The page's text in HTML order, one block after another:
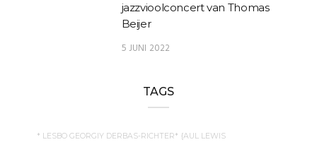
jazzvioolconcert van Thomas
Beijer
5 JUNI 2022
TAGS
* LESBO GEORGIY DERBAS-RICHTER* {AUL LEWIS